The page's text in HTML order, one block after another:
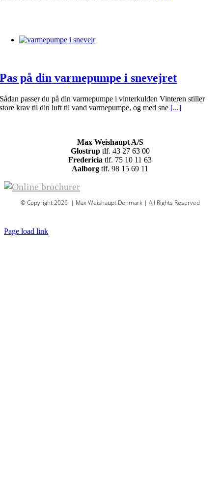
Pas på din varmepumpe i snevejret
Sådan passer du på din varmepumpe i vinterkulden Vinteren stiller
store krav til din luft til vand varmepumpe, og med sne [...]
Max Weishaupt A/S
Glostruptlf. 43 27 63 00
Fredericia tlf. 75 10 11 63
Aalborg tlf. 98 15 69 11
© Copyright 2026 | Max Weishaupt Denmark | All Rights Reserved
Page load link